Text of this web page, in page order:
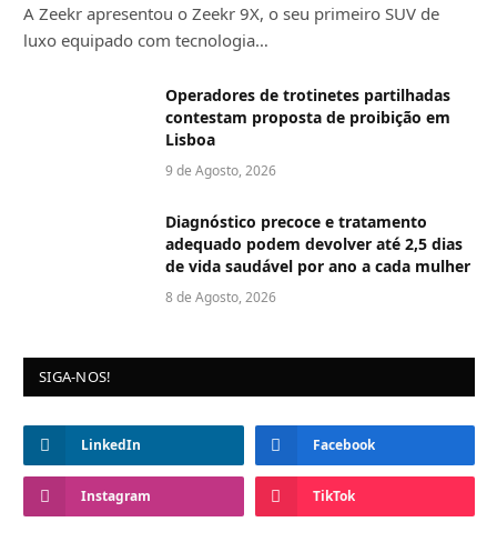
A Zeekr apresentou o Zeekr 9X, o seu primeiro SUV de
luxo equipado com tecnologia…
Operadores de trotinetes partilhadas
contestam proposta de proibição em
Lisboa
9 de Agosto, 2026
Diagnóstico precoce e tratamento
adequado podem devolver até 2,5 dias
de vida saudável por ano a cada mulher
8 de Agosto, 2026
SIGA-NOS!
LinkedIn Facebook
Instagram TikTok